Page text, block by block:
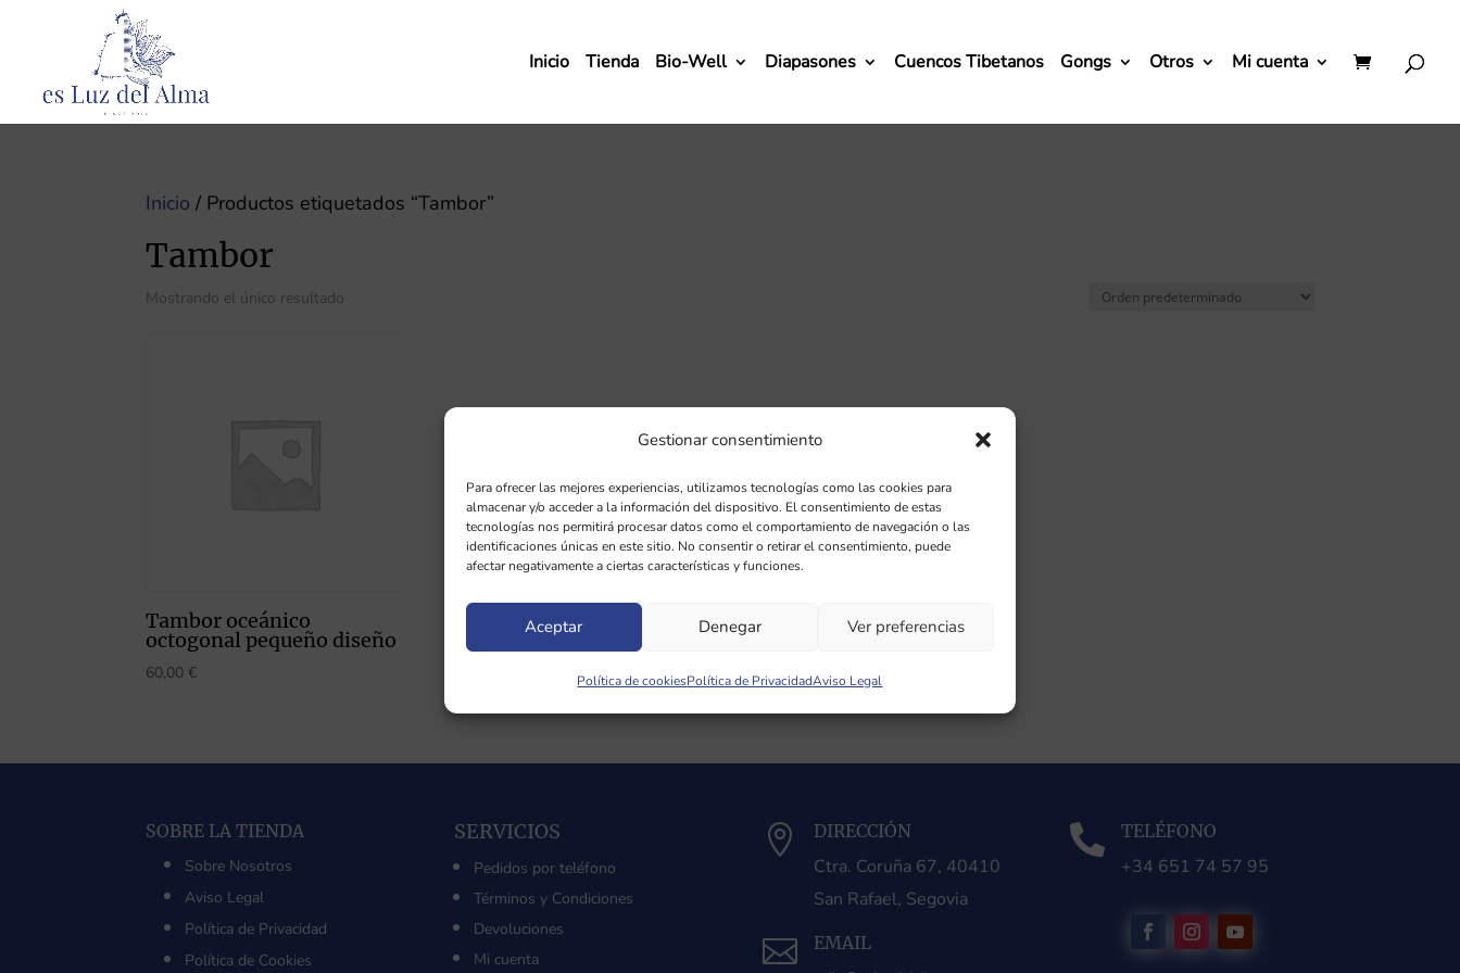
Gestionar consentimiento
Para ofrecer las mejores experiencias, utilizamos tecnologías como las cookies para
almacenar y/o acceder a la información del dispositivo. El consentimiento de estas
tecnologías nos permitirá procesar datos como el comportamiento de navegación o las
identificaciones únicas en este sitio. No consentir o retirar el consentimiento, puede
afectar negativamente a ciertas características y funciones.
Aceptar Denegar Ver preferencias
Política de cookiesPolítica de PrivacidadAviso Legal
Inicio Tienda Bio-Well Diapasones Cuencos Tibetanos Gongs Otros Mi cuenta
Inicio / Productos etiquetados “Tambor”
Tambor
Mostrando el único resultado
Tambor oceánico
octogonal pequeño diseño
60,00 €
SOBRE LA TIENDA
Sobre Nosotros
Aviso Legal
Política de Privacidad
Política de Cookies
SERVICIOS
Pedidos por teléfono
Términos y Condiciones
Devoluciones
Mi cuenta
 DIRECCIÓN
Ctra. Coruña 67, 40410
San Rafael, Segovia
 EMAIL
 TELÉFONO
+34 651 74 57 95